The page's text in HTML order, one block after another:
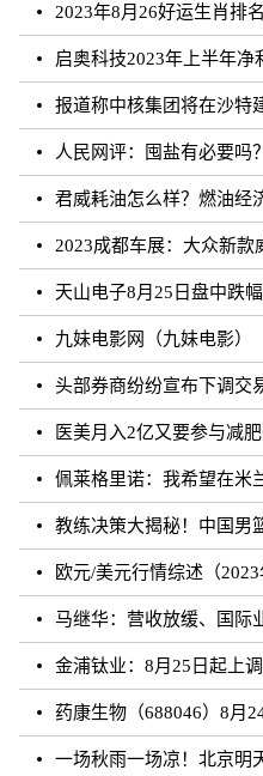
2023年8月26好运生肖排名
启奥科技2023年上半年净
报道称中核集团将在沙特
人民网评：囤盐有必要吗
君威耗油怎么样？燃油经
2023成都车展：大众新款
天山电子8月25日盘中跌
九妹电影网（九妹电影）
头部券商纷纷宣布下调交易佣金
医美月入2亿又要参与减肥药
佩莱格里诺：我希望在米兰学
教练决策大揭秘！中国男
欧元/美元行情综述（2023
马继华：营收放缓、国际业务减少
金浦钛业：8月25日起上
药康生物（688046）8月24
一场秋雨一场凉！北京明天